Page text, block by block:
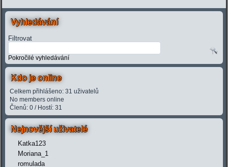
Vyhledávání
Filtrovat
Pokročilé vyhledávání
Kdo je online
Celkem přihlášeno: 31 uživatelů
No members online
Členů: 0 / Hostí: 31
Nejnovější uživatelé
Katka123
Moriana_1
romulada